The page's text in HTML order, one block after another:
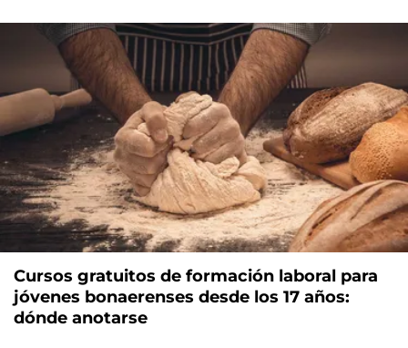
Cursos gratuitos de formación laboral para
jóvenes bonaerenses desde los 17 años:
dónde anotarse